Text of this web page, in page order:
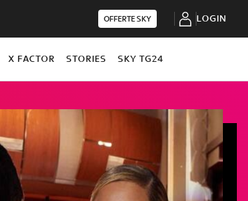
OFFERTE SKY LOGIN
X FACTOR STORIES SKY TG24